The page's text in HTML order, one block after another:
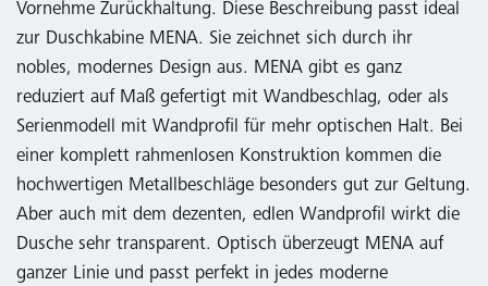
Vornehme Zurückhaltung. Diese Beschreibung passt ideal
zur Duschkabine MENA. Sie zeichnet sich durch ihr
nobles, modernes Design aus. MENA gibt es ganz
reduziert auf Maß gefertigt mit Wandbeschlag, oder als
Serienmodell mit Wandprofil für mehr optischen Halt. Bei
einer komplett rahmenlosen Konstruktion kommen die
hochwertigen Metallbeschläge besonders gut zur Geltung.
Aber auch mit dem dezenten, edlen Wandprofil wirkt die
Dusche sehr transparent. Optisch überzeugt MENA auf
ganzer Linie und passt perfekt in jedes moderne